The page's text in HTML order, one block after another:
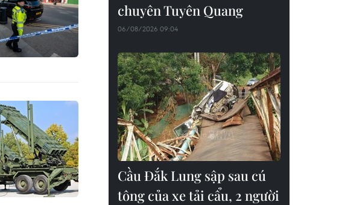
chuyên Tuyên Quang
06/08/2026 09:04
Cầu Đắk Lung sập sau cú
tông của xe tải cẩu, 2 người